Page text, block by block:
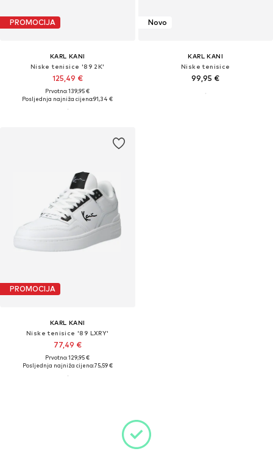
PROMOCIJA
KARL KANI
Niske tenisice '89 2K'
125,49 €
Prvotno: 139,95 €
Posljednja najniža cijena:91,34 €
Novo
KARL KANI
Niske tenisice
99,95 €
PROMOCIJA
KARL KANI
Niske tenisice '89 LXRY'
77,49 €
Prvotno: 129,95 €
Posljednja najniža cijena:75,59 €